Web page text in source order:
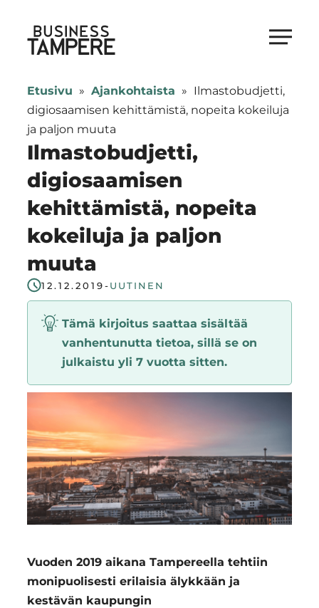
suoraan
sisältöön
Business Tampere
Tampere
supports
talents,
investors
entrepreneurs
in
a
smooth
start
in
Tampere
Region
Etusivu » Ajankohtaista » Ilmastobudjetti,
digiosaamisen kehittämistä, nopeita kokeiluja
ja paljon muuta
Ilmastobudjetti,
digiosaamisen
kehittämistä, nopeita
kokeiluja ja paljon
muuta
12.12.2019-UUTINEN
Tämä kirjoitus saattaa sisältää
vanhentunutta tietoa, sillä se on
julkaistu yli 7 vuotta sitten.
Vuoden 2019 aikana Tampereella tehtiin
monipuolisesti erilaisia älykkään ja
kestävän kaupungin